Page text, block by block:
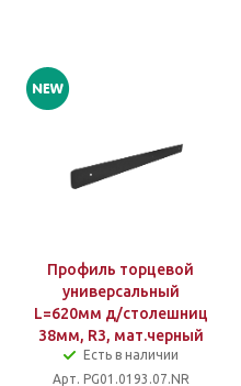
Профиль торцевой
универсальный
L=620мм д/столешниц
38мм, R3, мат.черный
Есть в наличии
Арт. PG01.0193.07.NR